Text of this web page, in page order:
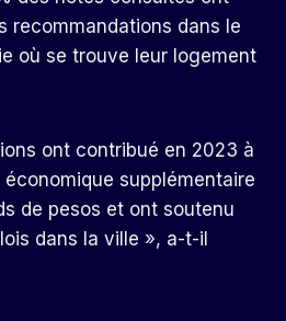
recommandations dans le
où se trouve leur logement
ont contribué en 2023 à
supplémentaire
de pesos et ont soutenu
dans la ville », a-t-il